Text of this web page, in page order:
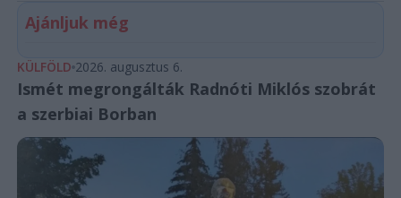
Ajánljuk még
KÜLFÖLD 2026. augusztus 6.
Ismét megrongálták Radnóti Miklós szobrát
a szerbiai Borban